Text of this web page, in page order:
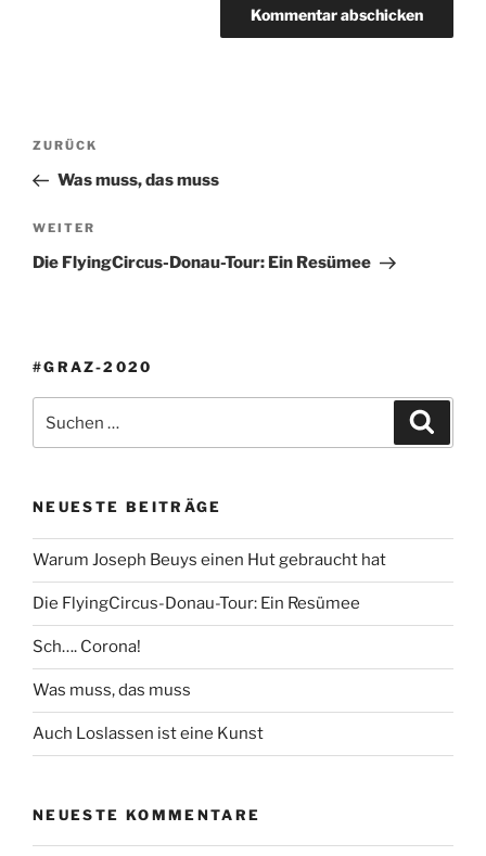
Beitrags-
Vorheriger
Beitrag
ZURÜCK
Was muss, das muss
Nächster
Beitrag
WEITER
Die FlyingCircus-Donau-Tour: Ein Resümee
#GRAZ-2020
nach:
NEUESTE BEITRÄGE
Warum Joseph Beuys einen Hut gebraucht hat
Die FlyingCircus-Donau-Tour: Ein Resümee
Sch…. Corona!
Was muss, das muss
Auch Loslassen ist eine Kunst
NEUESTE KOMMENTARE